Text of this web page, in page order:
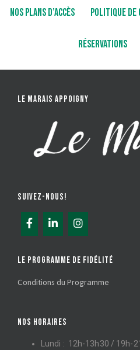
NOS PLANS D’ACCÈS POLITIQUE
RÉSERVATIONS
LE MARAIS APPOIGNY
SUIVEZ-NOUS!
LE PROGRAMME DE FIDÉLITÉ
Conditions du Programme
NOS HORAIRES
Lundi : 12h-13h30 / 19h-